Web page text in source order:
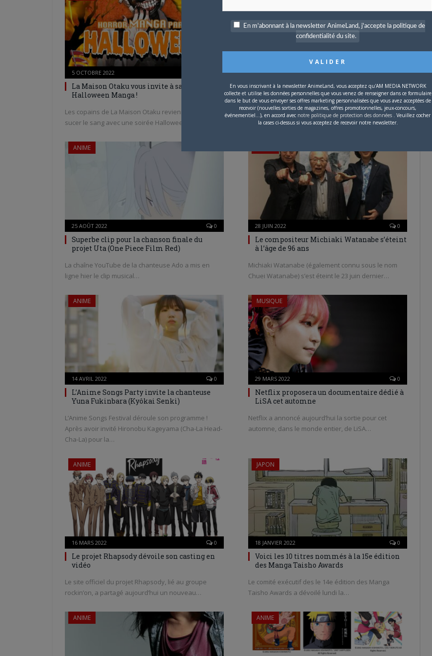
5 OCTOBRE 2022
La Maison Otaku vous invite à sa soirée
Halloween Manga !
Les copains de La Maison Otaku reviennent vous
sucer le sang avec une soirée Halloween…
6 SEPTEMBRE 2022 0
Anonymouz interprète le nouvel ending de
Boruto
Le 40e numéro du Weekly Shonen Jump de Shueisha
a révélé lundi que l’artiste Anonymouz…
ANIME
25 AOÛT 2022 0
Superbe clip pour la chanson finale du
projet Uta (One Piece Film Red)
La chaîne YouTube de la chanteuse Ado a mis en
ligne hier le clip musical…
28 JUIN 2022 0
Le compositeur Michiaki Watanabe s’éteint
à l’âge de 96 ans
Michiaki Watanabe (également connu sous le nom
Chuei Watanabe) s’est éteint le 23 juin dernier…
ANIME
14 AVRIL 2022 0
L’Anime Songs Party invite la chanteuse
Yuna Fukinbara (Kyôkai Senki)
L’Anime Songs Festival déroule son programme !
Après avoir invité Hironobu Kageyama (Cha-La Head-
Cha-La) pour la…
MUSIQUE
29 MARS 2022 0
Netflix proposera un documentaire dédié à
LiSA cet automne
Netflix a annoncé aujourd’hui la sortie pour cet
automne, dans le monde entier, de LiSA…
ANIME
16 MARS 2022 0
Le projet Rhapsody dévoile son casting en
vidéo
Le site officiel du projet Rhapsody, lié au groupe
rockin’on, a partagé aujourd’hui un nouveau…
JAPON
18 JANVIER 2022 0
Voici les 10 titres nommés à la 15e édition
des Manga Taisho Awards
Le comité exécutif des le 14e édition des Manga
Taisho Awards a dévoilé lundi la…
ANIME ANIME
En m'abonnant à la newsletter AnimeLand, j'accepte la politique de
confidentialité du site.
En vous inscrivant à la newsletter AnimeLand, vous acceptez qu'AM MEDIA NETWORK
collecte et utilise les données personnelles que vous venez de renseigner dans ce formulaire
dans le but de vous envoyer ses offres marketing personnalisées que vous avez acceptées de
recevoir (nouvelles sorties de magazines, offres promotionnelles, jeux-concours,
événementiel...), en accord avec notre politique de protection des données . Veuillez cocher
la cases ci-dessus si vous acceptez de recevoir notre newsletter.